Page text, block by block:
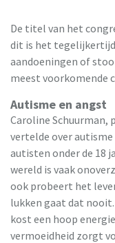
De titel van het
dit is het
aandoeningen of
meest voorkomende
Autisme en angst
Caroline Schuurman,
vertelde over
autisten onder de 18
wereld is vaak
ook probeert het
lukken gaat dat
kost een hoop
vermoeidheid zorgt